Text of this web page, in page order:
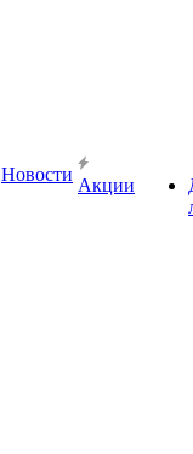
Новости
Акции